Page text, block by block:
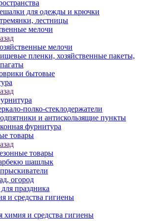
для одежды и крючки
лестницы
мелочи
мелочи
пленки, хозяйственные пакеты,
бытовые
полко-стеклодержатели
и антискользящие пункты
фурнитура
товары
товары
шашлык
огород
праздника
и средства гигиены
химия и средства гигиены